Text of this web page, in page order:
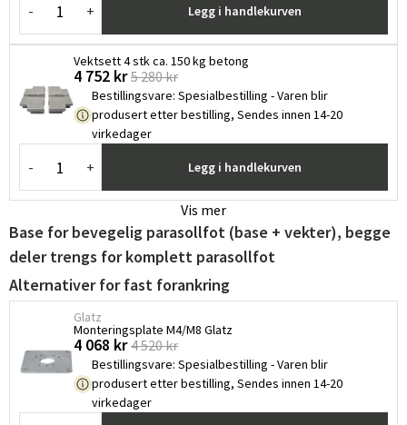
- + Legg i handlekurven
Vektsett 4 stk ca. 150 kg betong
4 752 kr 5 280 kr
Bestillingsvare: Spesialbestilling - Varen blir
produsert etter bestilling, Sendes innen 14-20
virkedager
- + Legg i handlekurven
Vis mer
Base for bevegelig parasollfot (base + vekter), begge
deler trengs for komplett parasollfot
Alternativer for fast forankring
Glatz
Monteringsplate M4/M8 Glatz ​
4 068 kr 4 520 kr
Bestillingsvare: Spesialbestilling - Varen blir
produsert etter bestilling, Sendes innen 14-20
virkedager